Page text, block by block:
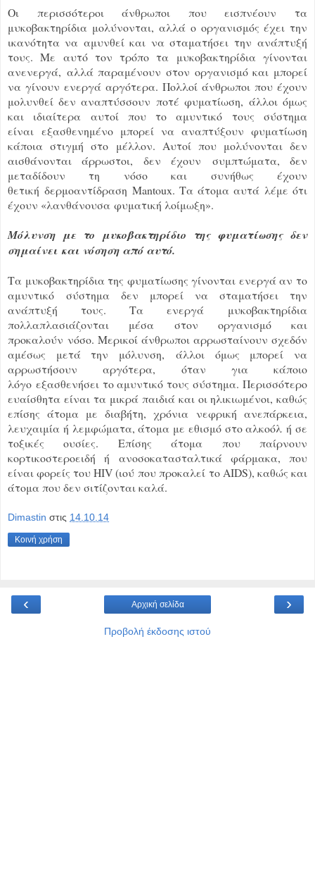
Οι περισσότεροι άνθρωποι που εισπνέουν τα
μυκοβακτηρίδια μολύνονται, αλλά ο οργανισμός έχει την
ικανότητα να αμυνθεί και να σταματήσει την ανάπτυξή
τους. Με αυτό τον τρόπο τα μυκοβακτηρίδια γίνονται
ανενεργά, αλλά παραμένουν στον οργανισμό και μπορεί
να γίνουν ενεργά αργότερα. Πολλοί άνθρωποι που έχουν
μολυνθεί δεν αναπτύσσουν ποτέ φυματίωση, άλλοι όμως
και ιδιαίτερα αυτοί που το αμυντικό τους σύστημα
είναι εξασθενημένο μπορεί να αναπτύξουν φυματίωση
κάποια στιγμή στο μέλλον. Αυτοί που μολύνονται δεν
αισθάνονται άρρωστοι, δεν έχουν συμπτώματα, δεν
μεταδίδουν τη νόσο και συνήθως έχουν
θετική δερμοαντίδραση Mantoux. Τα άτομα αυτά λέμε ότι
έχουν «λανθάνουσα φυματική λοίμωξη».
Μόλυνση με το μυκοβακτηρίδιο της φυματίωσης δεν
σημαίνει και νόσηση από αυτό.
Τα μυκοβακτηρίδια της φυματίωσης γίνονται ενεργά αν το
αμυντικό σύστημα δεν μπορεί να σταματήσει την
ανάπτυξή τους. Τα ενεργά μυκοβακτηρίδια
πολλαπλασιάζονται μέσα στον οργανισμό και
προκαλούν νόσο. Μερικοί άνθρωποι αρρωσταίνουν σχεδόν
αμέσως μετά την μόλυνση, άλλοι όμως μπορεί να
αρρωστήσουν αργότερα, όταν για κάποιο
λόγο εξασθενήσει το αμυντικό τους σύστημα. Περισσότερο
ευαίσθητα είναι τα μικρά παιδιά και οι ηλικιωμένοι, καθώς
επίσης άτομα με διαβήτη, χρόνια νεφρική ανεπάρκεια,
λευχαιμία ή λεμφώματα, άτομα με εθισμό στο αλκοόλ ή σε
τοξικές ουσίες. Επίσης άτομα που παίρνουν
κορτικοστεροειδή ή ανοσοκατασταλτικά φάρμακα, που
είναι φορείς του ΗIV (ιού που προκαλεί το AIDS), καθώς και
άτομα που δεν σιτίζονται καλά.
Dimastin στις 14.10.14
Κοινή χρήση
‹ ›
Αρχική σελίδα
Προβολή έκδοσης ιστού